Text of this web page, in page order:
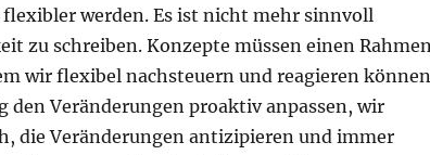
werden. Es ist nicht mehr sinnvoll
zu schreiben. Konzepte müssen einen
wir flexibel nachsteuern und reagieren
den Veränderungen proaktiv anpassen, wir
die Veränderungen antizipieren und immer